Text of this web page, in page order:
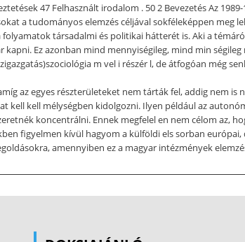
47 Felhasznált irodalom . 50 2 Bevezetés Az
a tudományos elemzés céljával sokféleképpen meg
társadalmi és politikai hátterét is. Aki a
Ez azonban mind mennyiségileg, mind min
m vel i részér l, de átfogóan még
az egyes részterületeket nem tárták fel, addig nem is
kell mélységben kidolgozni. Ilyen például az
koncentrálni. Ennek megfelel en nem célom az,
figyelmen kívül hagyom a külföldi els sorban
amennyiben ez a magyar intézmények
alárendelten m ködnek? Ennél a pontnál persze